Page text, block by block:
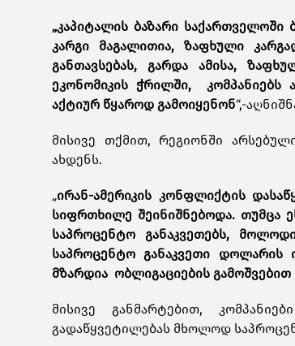
„კაპიტალის ბაზარი
კარგი მაგალითია, ზაფხული
განთავსებას, გარდა ამისა,
ეკონომიკის ჭრილში, კომპანიებს
აქტიურ წყაროდ გამოიყენონ“,-
მისივე თქმით, რეგიონში
ახდენს.
„ირან-ამერიკის კონფლიქტის
სიფრთხილე შეინიშნებოდა. თუმცა
საპროცენტო განაკვეთებს,
საპროცენტო განაკვეთი დოლარის
მზარდია ობლიგაციების
მისივე განმარტებით,
გადაწყვეტილებას მხოლოდ